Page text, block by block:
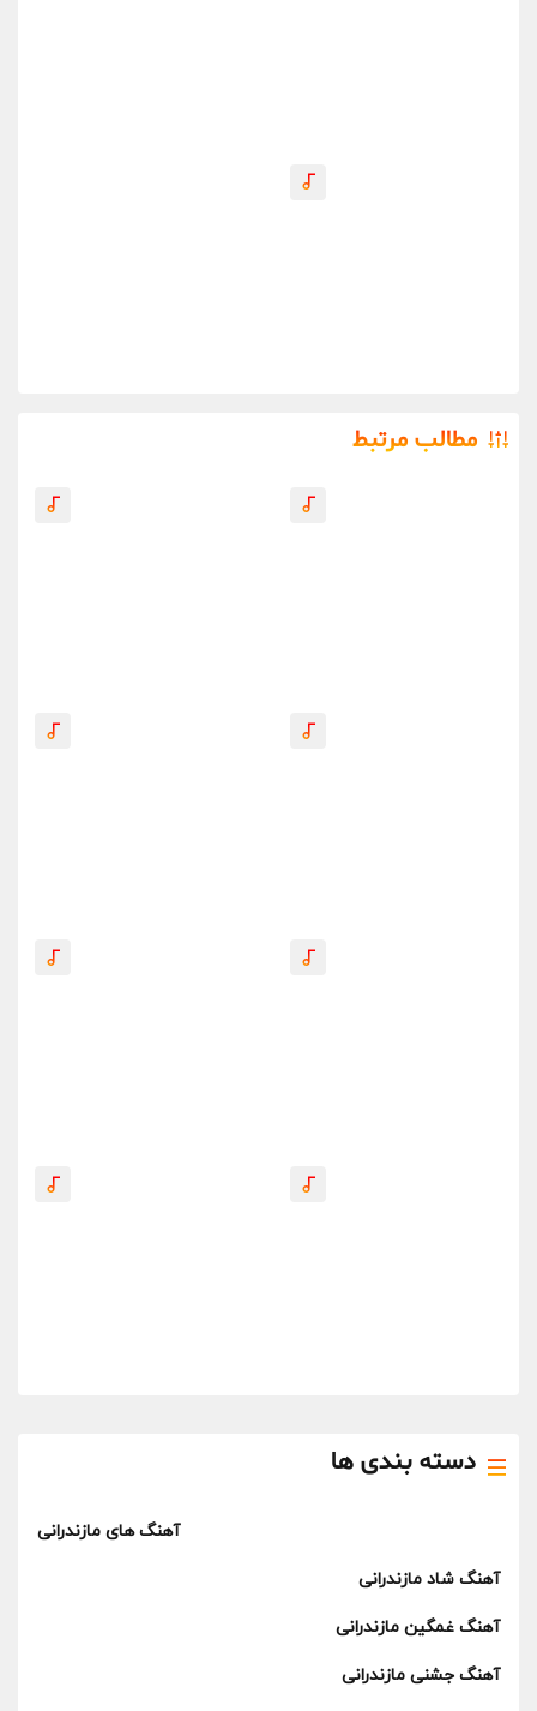
دسته بندی ها
آهنگ های مازندرانی
آهنگ شاد مازندرانی
آهنگ غمگین مازندرانی
آهنگ جشنی مازندرانی
مطالب مرتبط